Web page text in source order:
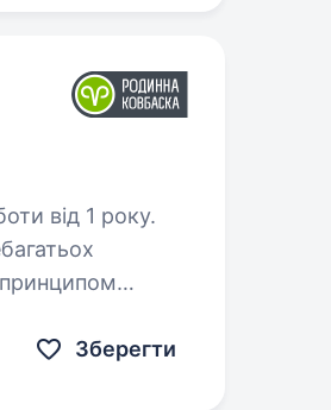
від 1 року.
принципом
Зберегти